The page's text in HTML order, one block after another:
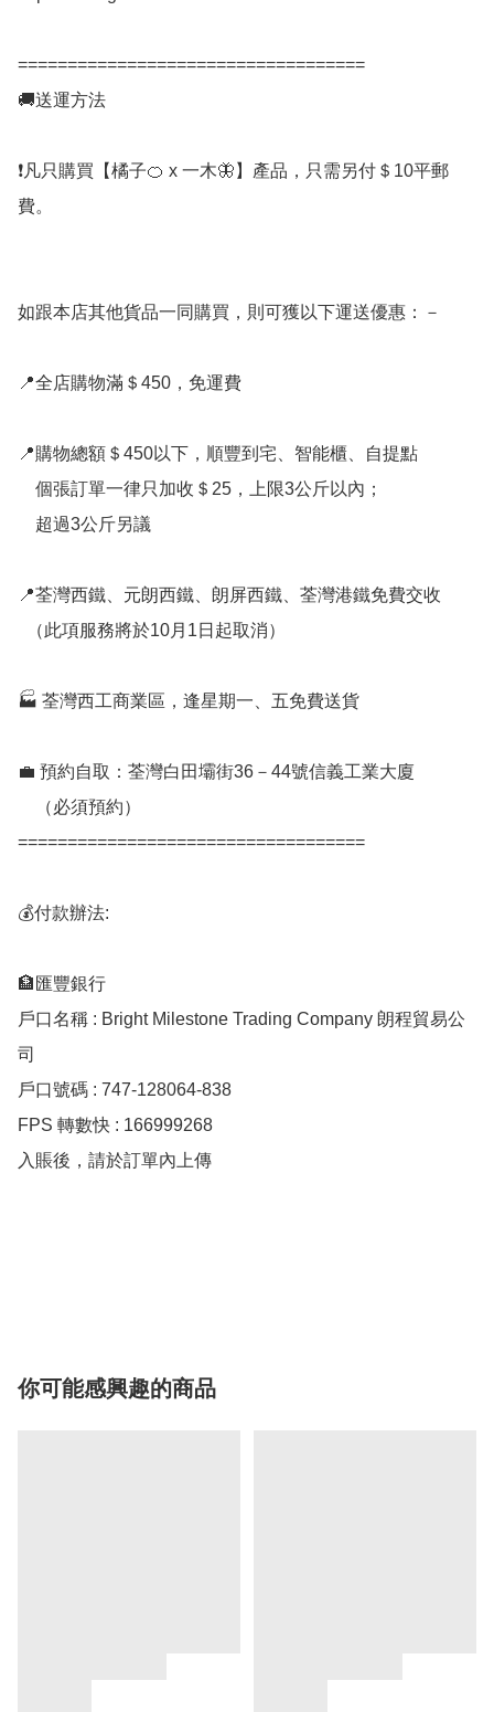
===================================
🚚送運方法
❗凡只購買【橘子🍊 x 一木🦋】產品，只需另付＄10平郵
費。
如跟本店其他貨品一同購買，則可獲以下運送優惠：－
📍全店購物滿＄450，免運費
📍購物總額＄450以下，順豐到宅、智能櫃、自提點
📍荃灣西鐵、元朗西鐵、朗屏西鐵、荃灣港鐵免費交收
🏭 荃灣西工商業區，逢星期一、五免費送貨
💼 預約自取：荃灣白田壩街36－44號信義工業大廈
===================================
💰付款辦法:
🏦匯豐銀行
戶口名稱 : Bright Milestone Trading Company 朗程貿易公
司
戶口號碼 : 747-128064-838
FPS 轉數快 : 166999268
入賬後，請於訂單內上傳
你可能感興趣的商品